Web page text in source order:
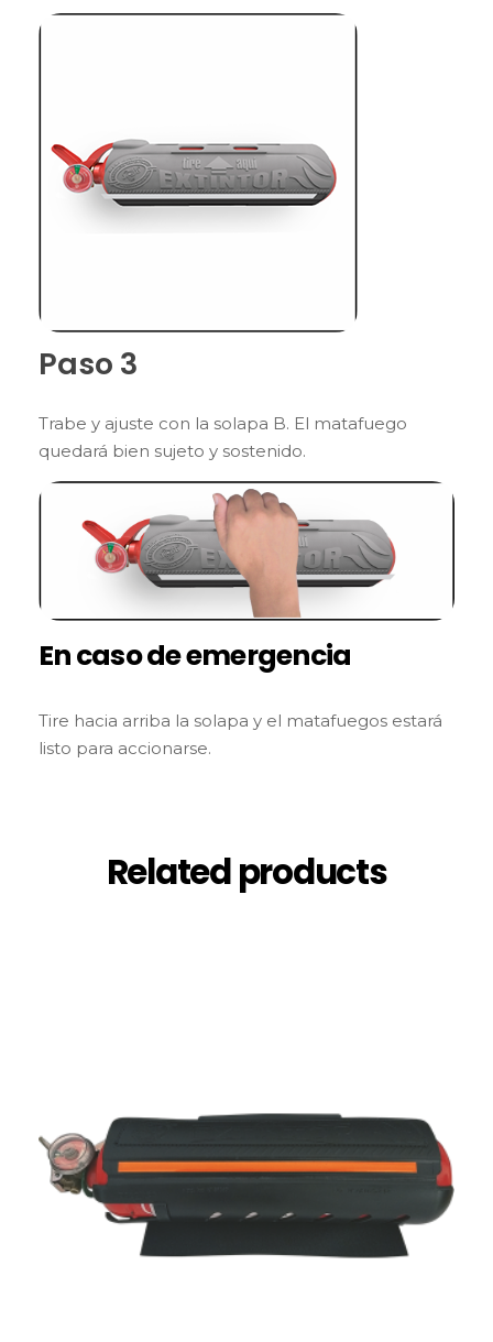
Paso 3
Trabe y ajuste con la solapa B. El matafuego
quedará bien sujeto y sostenido.
En caso de emergencia
Tire hacia arriba la solapa y el matafuegos estará
listo para accionarse.
Related products